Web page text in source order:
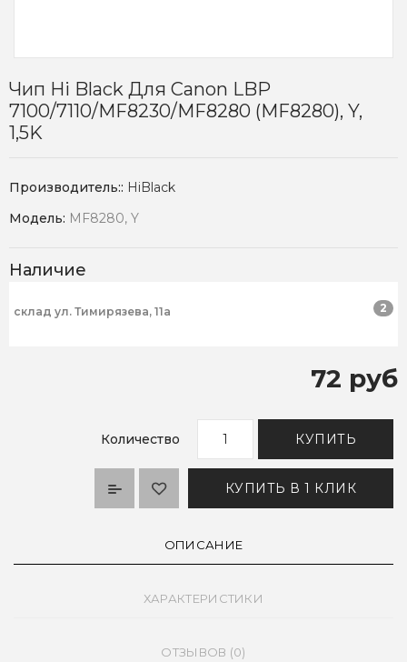
Чип Hi Black Для Canon LBP
7100/7110/MF8230/MF8280 (MF8280), Y,
1,5K
Производитель:: HiBlack
Модель: MF8280, Y
Наличие
склад ул. Тимирязева, 11а 2
72 руб
Количество КУПИТЬ
КУПИТЬ В 1 КЛИК
ОПИСАНИЕ
ХАРАКТЕРИСТИКИ
ОТЗЫВОВ (0)